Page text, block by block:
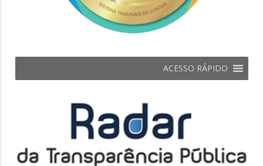
ACESSO RÁPIDO